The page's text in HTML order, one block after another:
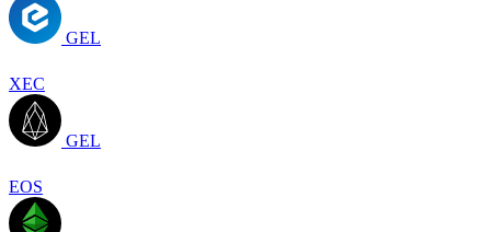
GEL
XEC
GEL
EOS